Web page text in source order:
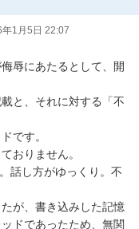
1月5日 22:07
辱にあたるとして、開
と、それに対する「不
です。
おりません。
話し方がゆっくり。不
が、書き込みした記憶
ドであったため、無関